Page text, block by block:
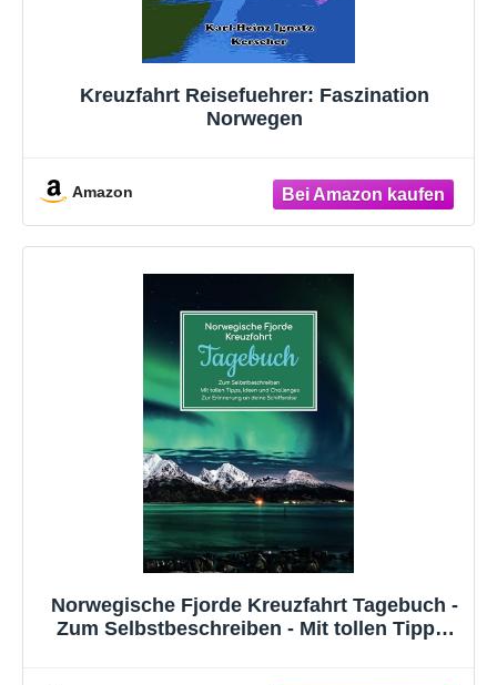
Kreuzfahrt Reisefuehrer: Faszination
Norwegen
Amazon
Norwegische Fjorde Kreuzfahrt Tagebuch -
Zum Selbstbeschreiben - Mit tollen Tipps,